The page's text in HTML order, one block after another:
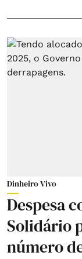
Dinheiro Vivo
Despesa
Solidário
número